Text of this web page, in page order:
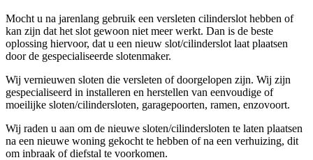
Mocht u na jarenlang gebruik een versleten cilinderslot hebben of
kan zijn dat het slot gewoon niet meer werkt. Dan is de beste
oplossing hiervoor, dat u een nieuw slot/cilinderslot laat plaatsen
door de gespecialiseerde slotenmaker.
Wij vernieuwen sloten die versleten of doorgelopen zijn. Wij zijn
gespecialiseerd in installeren en herstellen van eenvoudige of
moeilijke sloten/cilindersloten, garagepoorten, ramen, enzovoort.
Wij raden u aan om de nieuwe sloten/cilindersloten te laten plaatsen
na een nieuwe woning gekocht te hebben of na een verhuizing, dit
om inbraak of diefstal te voorkomen.